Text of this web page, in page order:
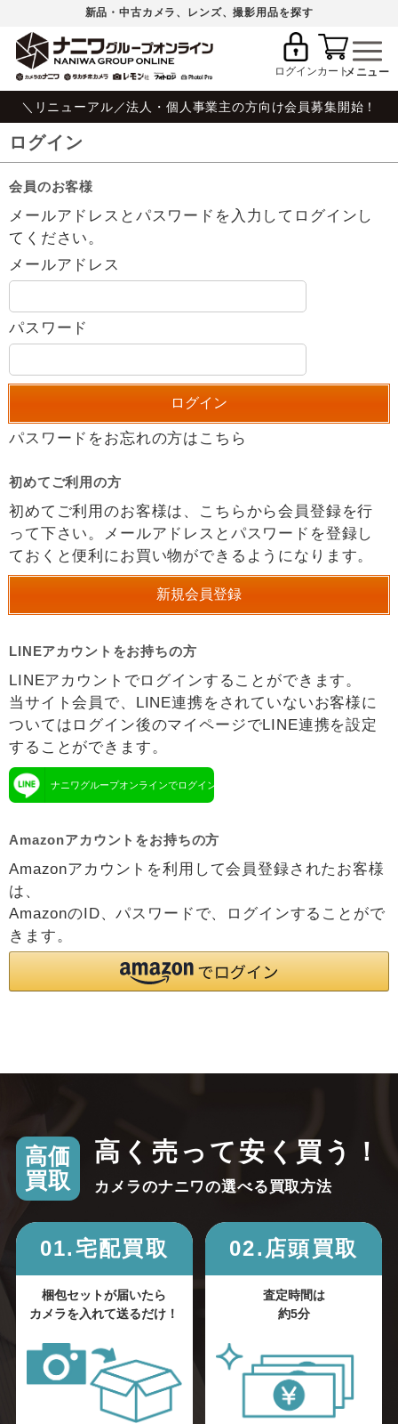
新品・中古カメラ、レンズ、撮影用品を探す
ログインカート
＼リニューアル／法人・個人事業主の方向け会員募集開始！
ログイン
会員のお客様
メールアドレスとパスワードを入力してログインし
てください。
メールアドレス
パスワード
パスワードをお忘れの方はこちら
初めてご利用の方
初めてご利用のお客様は、こちらから会員登録を行
って下さい。メールアドレスとパスワードを登録し
ておくと便利にお買い物ができるようになります。
LINEアカウントをお持ちの方
LINEアカウントでログインすることができます。
当サイト会員で、LINE連携をされていないお客様に
ついてはログイン後のマイページでLINE連携を設定
することができます。
ナニワグループオンラインでログイン
Amazonアカウントをお持ちの方
Amazonアカウントを利用して会員登録されたお客様
は、
AmazonのID、パスワードで、ログインすることがで
きます。
高価
買取
高く売って安く買う！
カメラのナニワの選べる買取方法
01.宅配買取
梱包セットが届いたら
カメラを入れて送るだけ！
02.店頭買取
査定時間は
約5分